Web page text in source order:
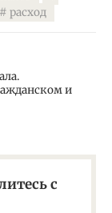
расход
и
с